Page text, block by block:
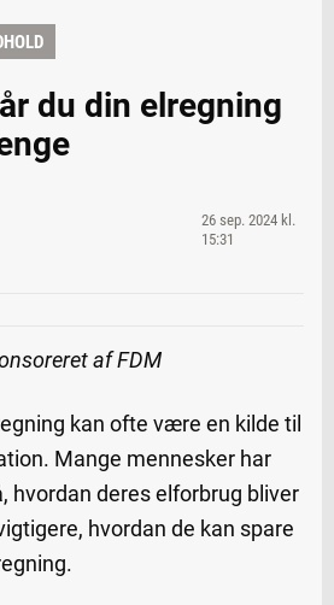
du din elregning
26 sep. 2024 kl.
15:31
af FDM
kan ofte være en kilde til
Mange mennesker har
hvordan deres elforbrug bliver
hvordan de kan spare